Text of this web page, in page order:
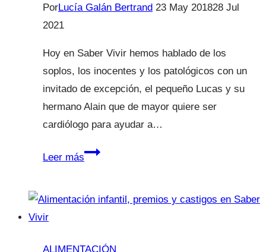
PorLucía Galán Bertrand 23 May 201828 Jul
2021
Hoy en Saber Vivir hemos hablado de los
soplos, los inocentes y los patológicos con un
invitado de excepción, el pequeño Lucas y su
hermano Alain que de mayor quiere ser
cardiólogo para ayudar a…
Leer másMi
un
ALIMENTACIÓN